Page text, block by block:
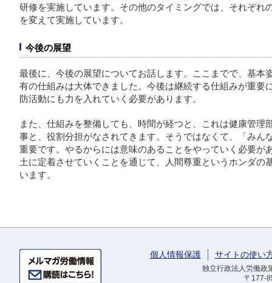
研修を実施しています。その他のタイミングでは、それぞれ
を変えて実施しています。
今後の展望
最後に、今後の展望についてお話します。ここまでで、基本
有の仕組みは大体できました。今後は継続する仕組みが重要
防活動にも力を入れていく必要があります。
また、仕組みを整備しても、時間が経つと、これは健康管理
事と、役割分担がなされてきます。そうではなくて、「みん
重要です。やるからには意味のあることをやっていく必要が
土に定着させていくことを通じて、人間尊重というホンダの
います。
個人情報保護 サイトの使い
独立行政法人労働
〒177-